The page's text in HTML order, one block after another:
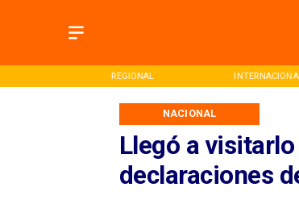
INTERNACIONAL DEPORTES
Llegó a
declaraciones
NACIONAL